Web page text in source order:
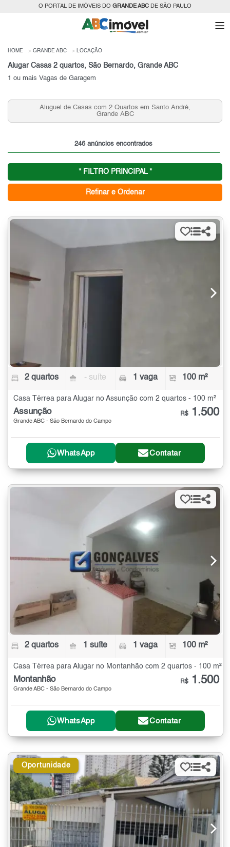
O PORTAL DE IMÓVEIS DO GRANDE ABC DE SÃO PAULO
HOME GRANDE ABC LOCAÇÃO
Alugar Casas 2 quartos, São Bernardo, Grande ABC
1 ou mais Vagas de Garagem
Aluguel de Casas com 2 Quartos em Santo André,
Grande ABC
246 anúncios encontrados
* FILTRO PRINCIPAL *
Refinar e Ordenar
2 quartos - suíte 1 vaga 100 m²
Casa Térrea para Alugar no Assunção com 2 quartos - 100 m²
Assunção
Grande ABC - São Bernardo do Campo
R$ 1.500
WhatsApp Contatar
2 quartos 1 suíte 1 vaga 100 m²
Casa Térrea para Alugar no Montanhão com 2 quartos - 100 m²
Montanhão
Grande ABC - São Bernardo do Campo
R$ 1.500
WhatsApp Contatar
Oportunidade